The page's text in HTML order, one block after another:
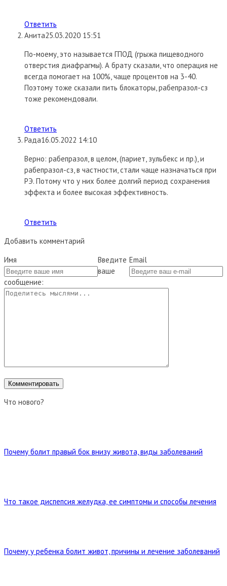
Ответить
Анита25.03.2020 15:51
По-моему, это называется ГПОД (грыжа пищеводного
отверстия диафрагмы). А брату сказали, что операция не
всегда помогает на 100%, чаще процентов на 3-40.
Поэтому тоже сказали пить блокаторы, рабепразол-сз
тоже рекомендовали.
Ответить
Рада16.05.2022 14:10
Верно: рабепразол, в целом, (париет, зульбекс и пр.), и
рабепразол-сз, в частности, стали чаще назначаться при
РЭ. Потому что у них более долгий период сохранения
эффекта и более высокая эффективность.
Ответить
Добавить комментарий
Имя
Email
Введите
ваше
сообщение:
Что нового?
Почему болит правый бок внизу живота, виды заболеваний
Что такое диспепсия желудка, ее симптомы и способы лечения
Почему у ребенка болит живот, причины и лечение заболеваний